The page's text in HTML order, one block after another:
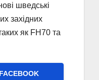
шведські
західних
як FH70 та